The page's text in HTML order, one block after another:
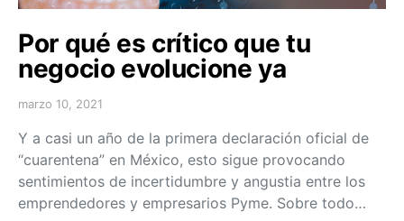
Por qué es crítico que tu
negocio evolucione ya
marzo 10, 2021
Y a casi un año de la primera declaración oficial de
“cuarentena” en México, esto sigue provocando
sentimientos de incertidumbre y angustia entre los
emprendedores y empresarios Pyme. Sobre todo…